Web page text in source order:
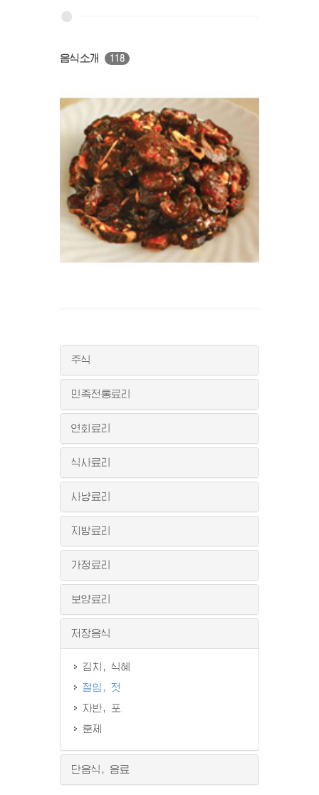
음식소개 118
주식
민족전통료리
연회료리
식사료리
사냥료리
지방료리
가정료리
보양료리
저장음식
김치, 식혜
절임, 젓
자반, 포
훈제
단음식, 음료